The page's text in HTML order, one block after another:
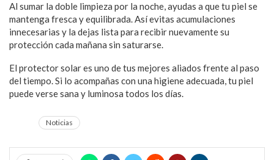
Al sumar la doble limpieza por la noche, ayudas a que tu piel se
mantenga fresca y equilibrada. Así evitas acumulaciones
innecesarias y la dejas lista para recibir nuevamente su
protección cada mañana sin saturarse.
El protector solar es uno de tus mejores aliados frente al paso
del tiempo. Si lo acompañas con una higiene adecuada, tu piel
puede verse sana y luminosa todos los días.
Noticias